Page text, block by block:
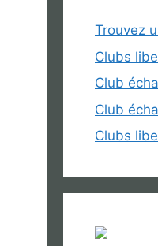
Trouvez
Clubs
Club
Club
Clubs